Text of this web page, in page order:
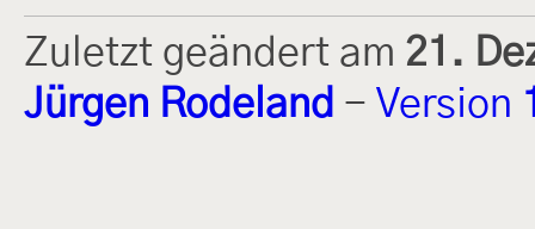
Zuletzt geändert am 21.
Jürgen Rodeland - Version